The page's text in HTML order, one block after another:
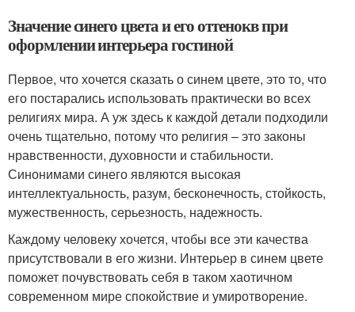
Значение синего цвета и его оттенокв при
оформлении интерьера гостиной
Первое, что хочется сказать о синем цвете, это то, что
его постарались использовать практически во всех
религиях мира. А уж здесь к каждой детали подходили
очень тщательно, потому что религия – это законы
нравственности, духовности и стабильности.
Синонимами синего являются высокая
интеллектуальность, разум, бесконечность, стойкость,
мужественность, серьезность, надежность.
Каждому человеку хочется, чтобы все эти качества
присутствовали в его жизни. Интерьер в синем цвете
поможет почувствовать себя в таком хаотичном
современном мире спокойствие и умиротворение.